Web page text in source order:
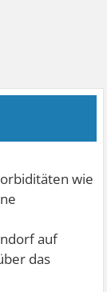
wie
auf
das